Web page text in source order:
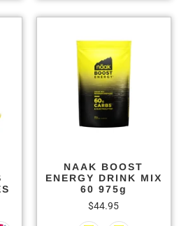
NAAK BOOST
ENERGY DRINK MIX
60 975g
$44.95